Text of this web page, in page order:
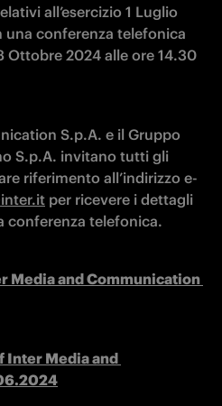
all’esercizio 1 Luglio
conferenza telefonica
Ottobre 2024 alle ore 14.30
S.p.A. e il Gruppo
S.p.A. invitano tutti gli
riferimento all’indirizzo e-
per ricevere i dettagli
conferenza telefonica.
Media and Communication
Inter Media and